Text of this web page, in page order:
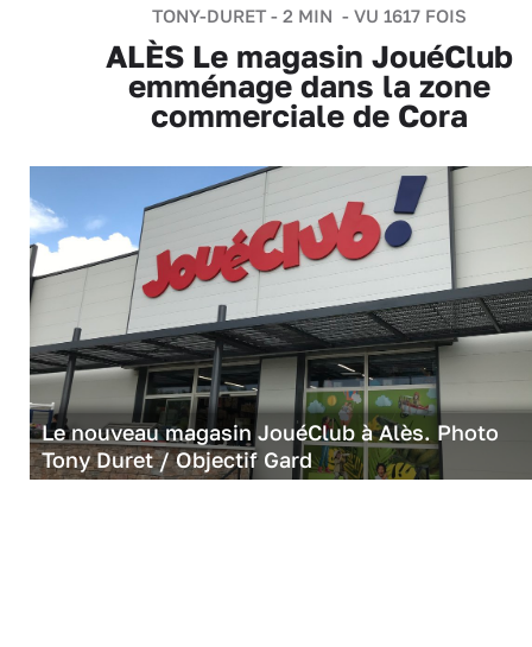
TONY-DURET- 2 MIN - VU 1617 FOIS
ALÈS Le magasin JouéClub
emménage dans la zone
commerciale de Cora
Le nouveau magasin JouéClub à Alès. Photo
Tony Duret / Objectif Gard